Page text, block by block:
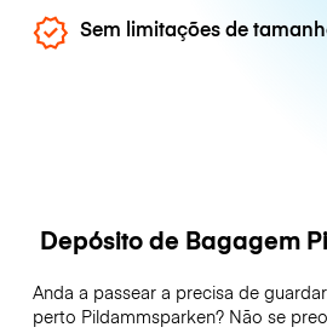
Sem limitações de
Depósito de Bagagem
Anda a passear a precisa de
perto Pildammsparken? Não se